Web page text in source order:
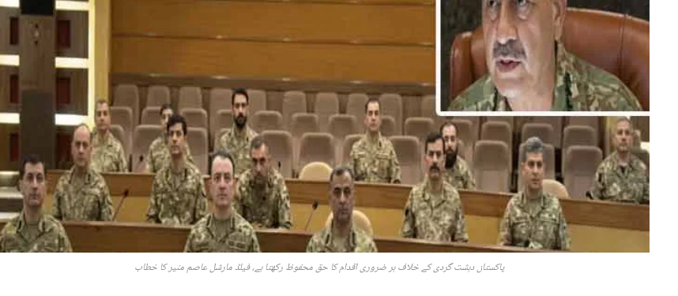
پاکستان دہشت گردی کے خلاف ہر ضروری اقدام کا حق محفوظ رکھتا ہے، فیلڈ مارشل عاصم منیر کا خطاب